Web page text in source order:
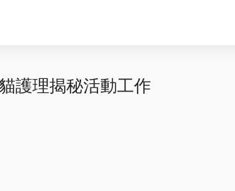
護理揭秘活動工作